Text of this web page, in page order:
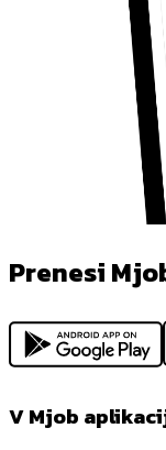
Prenesi
V Mjob